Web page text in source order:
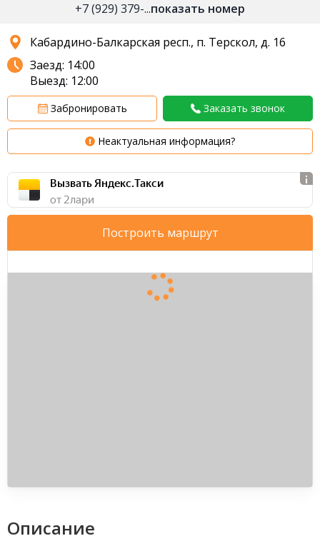
+7 (929) 379-...показать номер
Кабардино-Балкарская респ., п. Терскол, д. 16
Заезд: 14:00
Выезд: 12:00
Забронировать Заказать звонок
Неактуальная информация?
Вызвать Яндекс.Такси
от 2 лари
Построить маршрут
Описание